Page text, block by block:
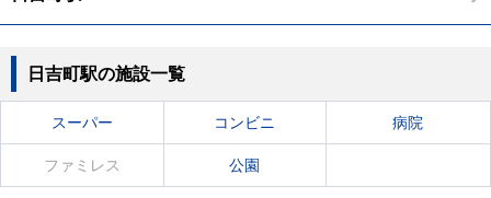
日吉町駅の施設一覧
スーパー コンビニ 病院
ファミレス 公園